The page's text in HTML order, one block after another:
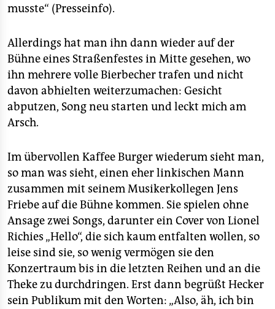
musste“ (Presseinfo).
Allerdings hat man ihn dann wieder auf der
Bühne eines Straßenfestes in Mitte gesehen, wo
ihn mehrere volle Bierbecher trafen und nicht
davon abhielten weiterzumachen: Gesicht
abputzen, Song neu starten und leckt mich am
Arsch.
Im übervollen Kaffee Burger wiederum sieht man,
so man was sieht, einen eher linkischen Mann
zusammen mit seinem Musikerkollegen Jens
Friebe auf die Bühne kommen. Sie spielen ohne
Ansage zwei Songs, darunter ein Cover von Lionel
Richies „Hello“, die sich kaum entfalten wollen, so
leise sind sie, so wenig vermögen sie den
Konzertraum bis in die letzten Reihen und an die
Theke zu durchdringen. Erst dann begrüßt Hecker
sein Publikum mit den Worten: „Also, äh, ich bin